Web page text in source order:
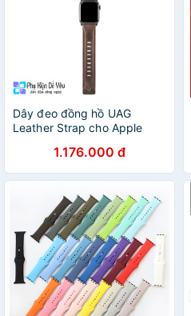
Dây đeo đồng hồ UAG
Leather Strap cho Apple
Watch S6 và Apple watch
SE
1.176.000 đ